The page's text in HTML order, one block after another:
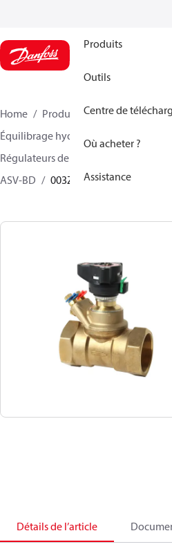
Produits
Outils
Centre de
Où acheter ?
Assistance
Home Produits
Climate
Équilibrage hydraulique et régulation
Régulateurs de pression différentielle
ASV-BD
003Z4046
Détails de l’article